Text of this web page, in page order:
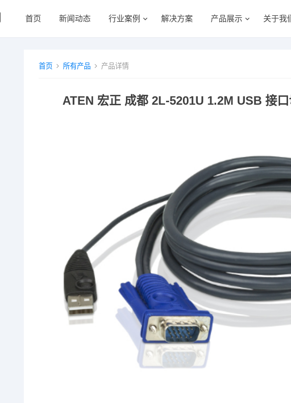
首页 新闻动态 行业案例 解决方案 产品展示 关于我
首页 所有产品 产品详情
ATEN 宏正 成都 2L-5201U 1.2M USB 接